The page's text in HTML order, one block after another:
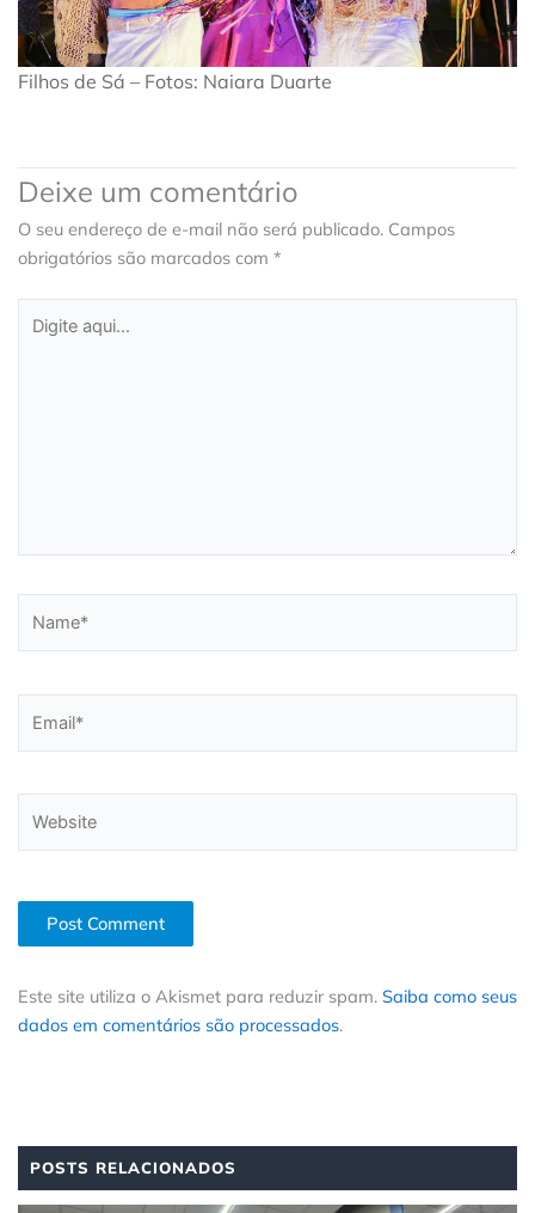
Filhos de Sá – Fotos: Naiara Duarte
Deixe um comentário
O seu endereço de e-mail não será publicado. Campos
obrigatórios são marcados com *
aqui...
Este site utiliza o Akismet para reduzir spam. Saiba como seus
dados em comentários são processados.
POSTS RELACIONADOS